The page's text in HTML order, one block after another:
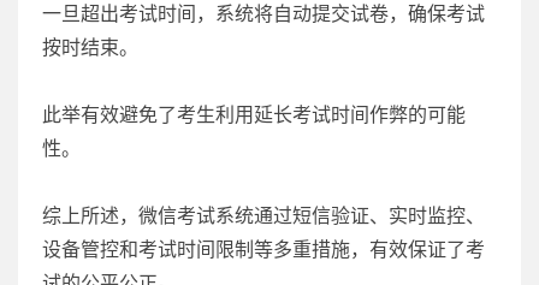
一旦超出考试时间，系统将自动提交试卷，确保考试
按时结束。
此举有效避免了考生利用延长考试时间作弊的可能
性。
综上所述，微信考试系统通过短信验证、实时监控、
设备管控和考试时间限制等多重措施，有效保证了考